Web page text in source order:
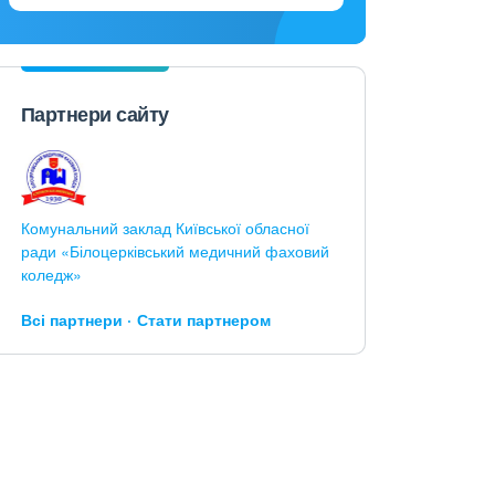
Партнери сайту
Комунальний заклад Київської обласної
ради «Білоцерківський медичний фаховий
коледж»
Всі партнери Стати партнером